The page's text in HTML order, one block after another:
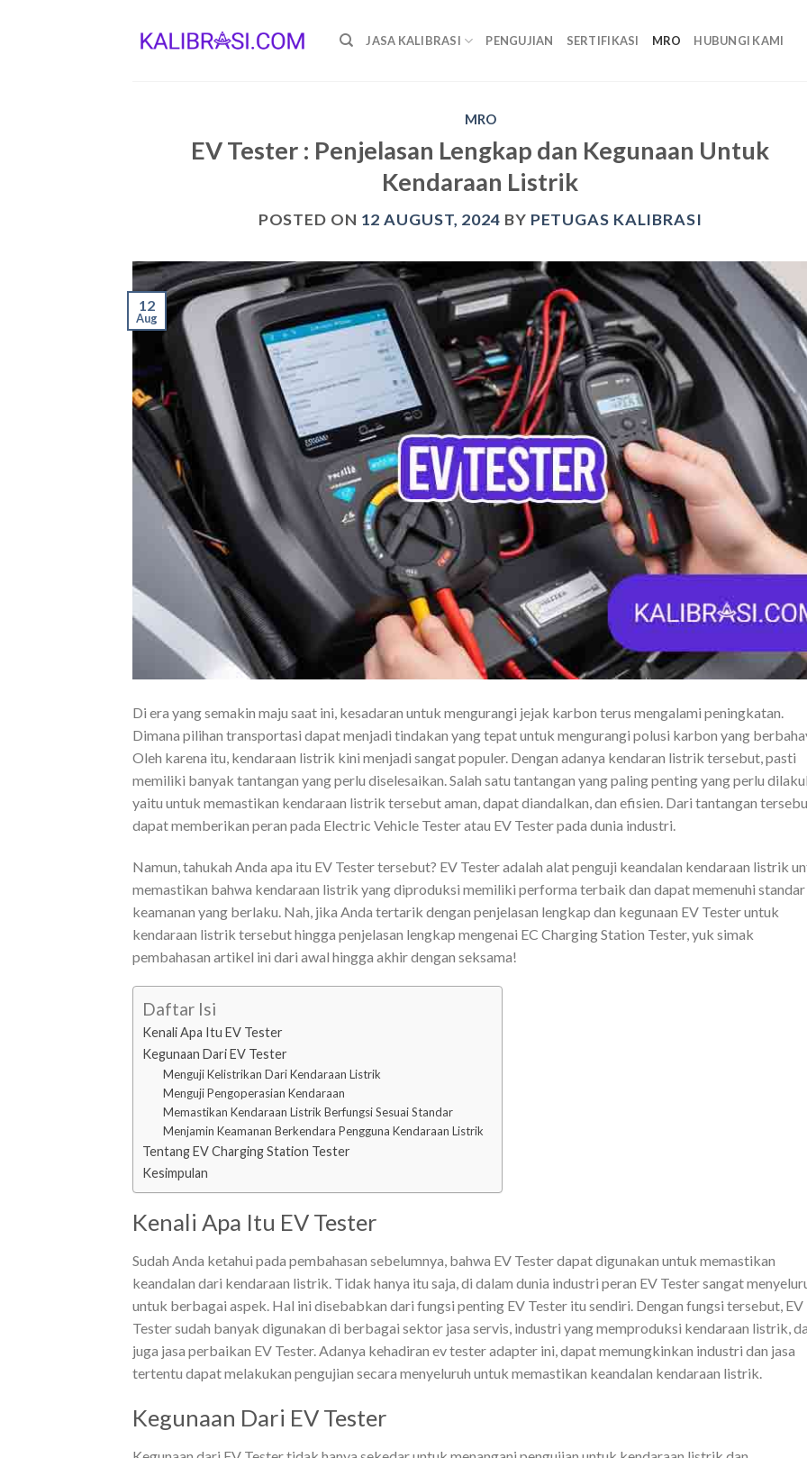
JASA KALIBRASI PENGUJIAN SERTIFIKASI MRO HUBUNGI KAMI
MRO
EV Tester : Penjelasan Lengkap dan Kegunaan Untuk
Kendaraan Listrik
POSTED ON 12 AUGUST, 2024 BY PETUGAS KALIBRASI
12
Aug
Di era yang semakin maju saat ini, kesadaran untuk mengurangi jejak karbon terus mengalami peningkatan.
Dimana pilihan transportasi dapat menjadi tindakan yang tepat untuk mengurangi polusi karbon yang
Oleh karena itu, kendaraan listrik kini menjadi sangat populer. Dengan adanya kendaran listrik tersebut, pasti
memiliki banyak tantangan yang perlu diselesaikan. Salah satu tantangan yang paling penting yang perlu
yaitu untuk memastikan kendaraan listrik tersebut aman, dapat diandalkan, dan efisien. Dari tantangan
dapat memberikan peran pada Electric Vehicle Tester atau EV Tester pada dunia industri.
Namun, tahukah Anda apa itu EV Tester tersebut? EV Tester adalah alat penguji keandalan kendaraan listrik
memastikan bahwa kendaraan listrik yang diproduksi memiliki performa terbaik dan dapat memenuhi standar
keamanan yang berlaku. Nah, jika Anda tertarik dengan penjelasan lengkap dan kegunaan EV Tester untuk
kendaraan listrik tersebut hingga penjelasan lengkap mengenai EC Charging Station Tester, yuk simak
pembahasan artikel ini dari awal hingga akhir dengan seksama!
Daftar Isi
Kenali Apa Itu EV Tester
Kegunaan Dari EV Tester
Menguji Kelistrikan Dari Kendaraan Listrik
Menguji Pengoperasian Kendaraan
Memastikan Kendaraan Listrik Berfungsi Sesuai Standar
Menjamin Keamanan Berkendara Pengguna Kendaraan Listrik
Tentang EV Charging Station Tester
Kesimpulan
Kenali Apa Itu EV Tester
Sudah Anda ketahui pada pembahasan sebelumnya, bahwa EV Tester dapat digunakan untuk memastikan
keandalan dari kendaraan listrik. Tidak hanya itu saja, di dalam dunia industri peran EV Tester sangat
untuk berbagai aspek. Hal ini disebabkan dari fungsi penting EV Tester itu sendiri. Dengan fungsi tersebut, EV
Tester sudah banyak digunakan di berbagai sektor jasa servis, industri yang memproduksi kendaraan listrik,
juga jasa perbaikan EV Tester. Adanya kehadiran ev tester adapter ini, dapat memungkinkan industri dan jasa
tertentu dapat melakukan pengujian secara menyeluruh untuk memastikan keandalan kendaraan listrik.
Kegunaan Dari EV Tester